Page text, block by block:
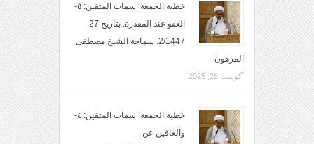
خطبة الجمعة: سمات المتقين: ٥-
العفو عند المقدرة. بتاريخ 27
2/1447. سماحة الشيخ مصطفى
المرهون
آگوست 28, 2025
خطبة الجمعة: سمات المتقين: ٤-
والعافين عن